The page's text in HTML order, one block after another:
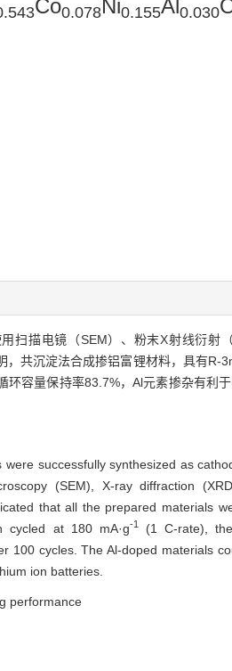
Co0.078Ni0.155Al0.030
扫描电镜（SEM）、粉末X射线衍射
共沉淀法合成掺铝富锂材料，具有R-
容量保持率83.7%，Al元素掺杂有利
successfully synthesized as
(SEM), X-ray diffraction
that all the prepared materials
cycled at 180 mA·g-1 (1 C-rate), the
100 cycles. The Al-doped materials
ion batteries.
performance